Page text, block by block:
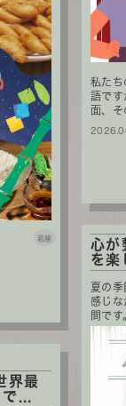
岩座
私たち
語です
面、そ
界最
...
心が
を楽
夏の
感じな
間です